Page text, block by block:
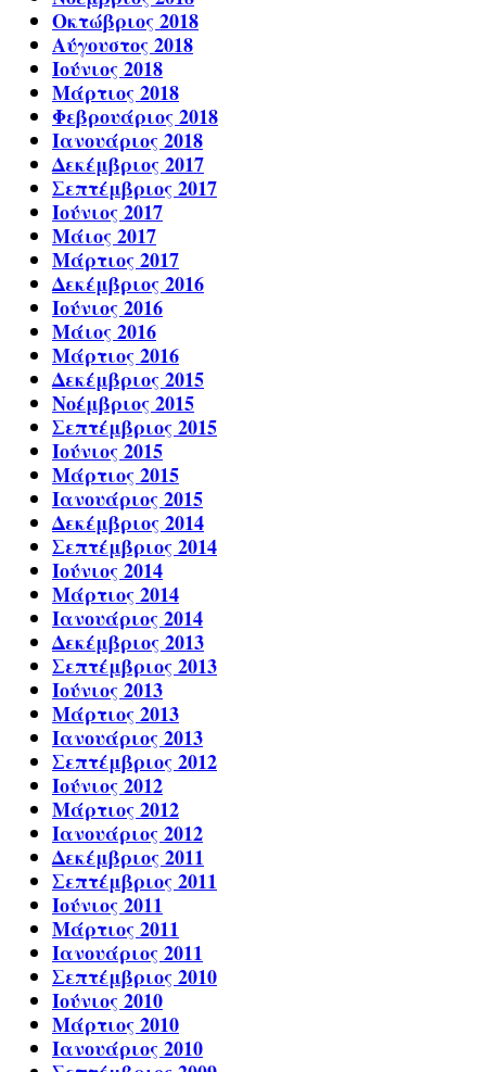
Οκτώβριος 2018
Αύγουστος 2018
Ιούνιος 2018
Μάρτιος 2018
Φεβρουάριος 2018
Ιανουάριος 2018
Δεκέμβριος 2017
Σεπτέμβριος 2017
Ιούνιος 2017
Μάιος 2017
Μάρτιος 2017
Δεκέμβριος 2016
Ιούνιος 2016
Μάιος 2016
Μάρτιος 2016
Δεκέμβριος 2015
Νοέμβριος 2015
Σεπτέμβριος 2015
Ιούνιος 2015
Μάρτιος 2015
Ιανουάριος 2015
Δεκέμβριος 2014
Σεπτέμβριος 2014
Ιούνιος 2014
Μάρτιος 2014
Ιανουάριος 2014
Δεκέμβριος 2013
Σεπτέμβριος 2013
Ιούνιος 2013
Μάρτιος 2013
Ιανουάριος 2013
Σεπτέμβριος 2012
Ιούνιος 2012
Μάρτιος 2012
Ιανουάριος 2012
Δεκέμβριος 2011
Σεπτέμβριος 2011
Ιούνιος 2011
Μάρτιος 2011
Ιανουάριος 2011
Σεπτέμβριος 2010
Ιούνιος 2010
Μάρτιος 2010
Ιανουάριος 2010